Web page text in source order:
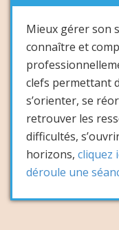
Mieux gérer son
connaître et
clefs permettant
s’orienter, se
retrouver les
difficultés,
horizons, cliquez
déroule une